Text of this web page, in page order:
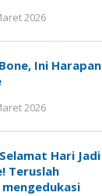
2026
Ini Harapan
2026
Hari Jadi
Teruslah